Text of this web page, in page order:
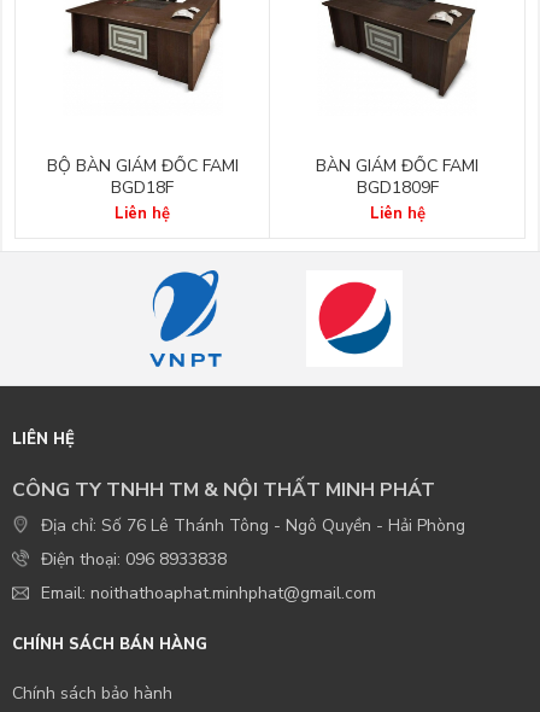
BỘ BÀN GIÁM ĐỐC FAMI
BGD18F
Liên hệ
BÀN GIÁM ĐỐC FAMI
BGD1809F
Liên hệ
LIÊN HỆ
CÔNG TY TNHH TM & NỘI THẤT MINH PHÁT
Địa chỉ: Số 76 Lê Thánh Tông - Ngô Quyền - Hải Phòng
Điện thoại: 096 8933838
Email: noithathoaphat.minhphat@gmail.com
CHÍNH SÁCH BÁN HÀNG
Chính sách bảo hành